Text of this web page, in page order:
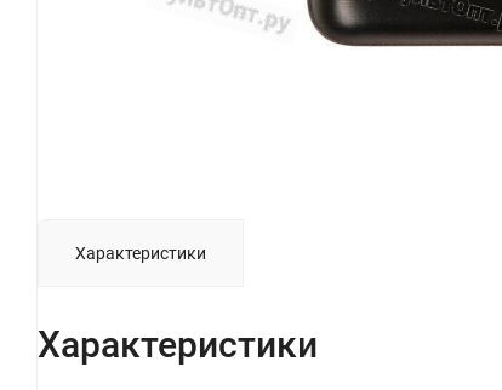
Характеристики
Характеристики